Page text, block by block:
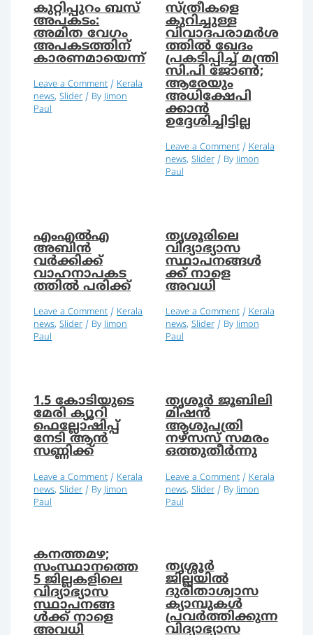
കുറ്റിപ്പുറം ബസ്
അപകടം:
അമിത വേഗം
അപകടത്തിന്
കാരണമായെന്ന്
Leave a Comment /Kerala
news,Slider/ ByJimon
Paul
സ്ത്രീകളെ
കുറിച്ചുള്ള
വിവാദപരാമര്‍ശ
ത്തില്‍ ഖേദം
പ്രകടിപ്പിച്ച് മന്ത്രി
സി.പി ജോണ്‍;
ആരേയും
അധിക്ഷേപി
ക്കാന്‍
ഉദ്ദേശിച്ചിട്ടില്ല
Leave a Comment /Kerala
news,Slider/ ByJimon
Paul
എംഎല്‍എ
അബിന്‍
വര്‍ക്കിക്ക്
വാഹനാപകട
ത്തില്‍ പരിക്ക്
Leave a Comment /Kerala
news,Slider/ ByJimon
Paul
തൃശൂരിലെ
വിദ്യാഭ്യാസ
സ്ഥാപനങ്ങൾ
ക്ക് നാളെ
അവധി
Leave a Comment /Kerala
news,Slider/ ByJimon
Paul
1.5 കോടിയുടെ
മേരി ക്യൂറി
ഫെല്ലോഷിപ്പ്
നേടി ആൻ
സണ്ണിക്ക്
Leave a Comment / Kerala
news,Slider / By Jimon
Paul
തൃശൂർ ജൂബിലി
മിഷൻ
ആശുപത്രി
നഴ്സസ് സമരം
ഒത്തുതീർന്നു
Leave a Comment / Kerala
news, Slider/ By Jimon
Paul
കനത്തമഴ;
സംസ്ഥാനത്തെ
5 ജില്ലകളിലെ
വിദ്യാഭ്യാസ
സ്ഥാപനങ്ങ
ള്‍ക്ക് നാളെ
അവധി
തൃശ്ശൂര്‍
ജില്ലയില്‍
ദുരിതാശ്വാസ
ക്യാമ്പുകള്‍
പ്രവര്‍ത്തിക്കുന്ന
വിദ്യാഭ്യാസ